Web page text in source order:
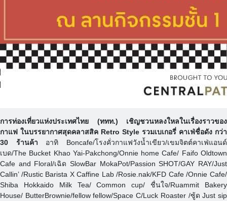
การท่องเที่ยวแห่งประเทศไทย (ททท.) เชิญชวนหลงใหลในเรื่องราวของ
กาแฟ ในบรรยากาศสุดคลาสสิค Retro Style รวมเบเกอรี่ คาเฟ่ชื่อดัง กว่า
30 ร้านค้า อาทิ Boncafe/โรงคั่วกาแฟวังน้ำเขียว/เขมจิตต์คาเฟ่แอนด์
เบด/The Bucket Khao Yai-Pakchong/Onnie home Cafe/ Faifo Oldtown
Cafe and Floral/เฉิด SlowBar MokaPot/Passion SHOT/GAY RAY/Just
Callin’ /Rustic Barista X Caffine Lab /Rosie.nak/KFD Cafe /Onnie Cafe/
Shiba Hokkaido Milk Tea/ Common cup/ ชื่นใจ/Ruammit Bakery
House/ ButterBrownie/fellow fellow/Space C/Luck Roaster /ซู้ด Just sip